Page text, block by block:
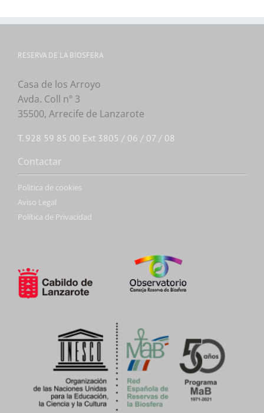
RESERVA DE LA BIOSFERA
Casa de los Arroyo
Avda. Coll nº 3
35500, Arrecife de Lanzarote
T. 928 59 85 00 Ext 3805 / 06 / 07 / 08
Contactar
Politica de cookies
Aviso Legal
Política de Privacidad